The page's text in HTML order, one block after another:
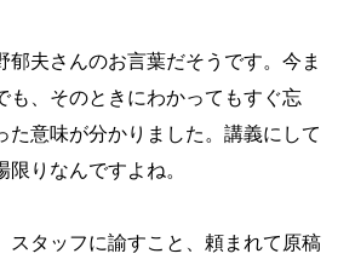
郁夫さんのお言葉だそうです。今ま
も、そのときにわかってもすぐ忘
た意味が分かりました。講義にして
限りなんですよね。
スタッフに諭すこと、頼まれて原稿